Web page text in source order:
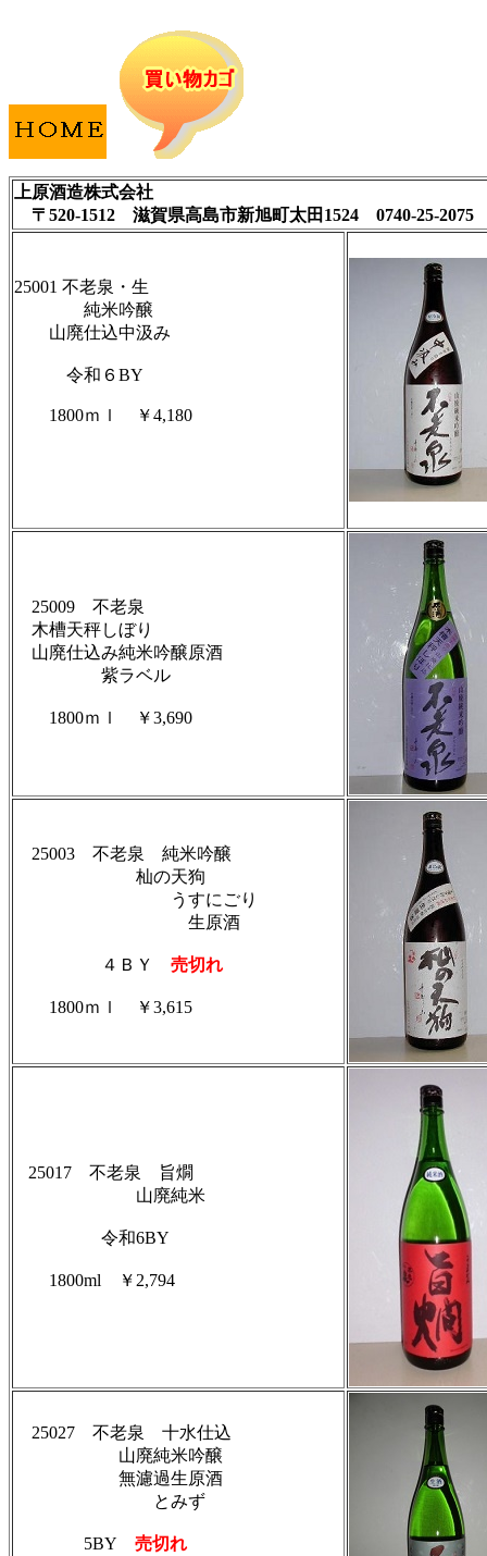
上原酒造株式会社
〒520-1512
滋賀県高島市新旭町太田1524 0740-25-2075
25001 不老泉・生
純米吟醸
山廃仕込中汲み
令和６BY
1800ｍｌ ￥4,180
25009 不老泉
木槽天秤しぼり
山廃仕込み純米吟醸原酒
紫ラベル
1800ｍｌ ￥3,690
25003 不老泉 純米吟醸
杣の天狗
うすにごり
生原酒
４ＢＹ 売切れ
1800ｍｌ ￥3,615
25017 不老泉 旨燗
山廃純米
令和6BY
1800ml ￥2,794
25027 不老泉 十水仕込
山廃純米吟醸
無濾過生原酒
とみず
5BY 売切れ